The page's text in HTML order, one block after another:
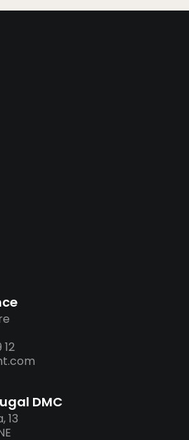
DMC
13